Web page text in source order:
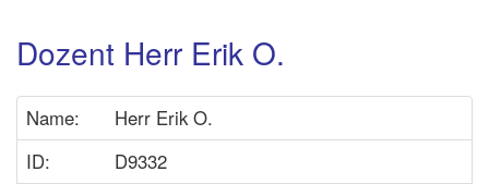
Dozent Herr Erik O.
Name:
Herr Erik O.
ID:
D9332